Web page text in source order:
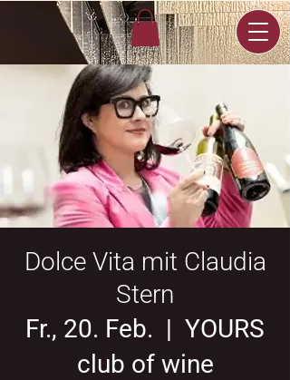
Dolce Vita mit Claudia
Stern
Fr., 20. Feb.
  |
YOURS
club of wine